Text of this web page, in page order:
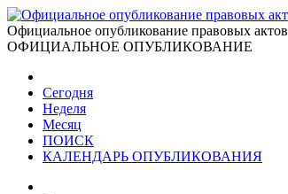
Официальное опубликование правовых актов
ОФИЦИАЛЬНОЕ ОПУБЛИКОВАНИЕ
Сегодня
Неделя
Месяц
ПОИСК
КАЛЕНДАРЬ ОПУБЛИКОВАНИЯ